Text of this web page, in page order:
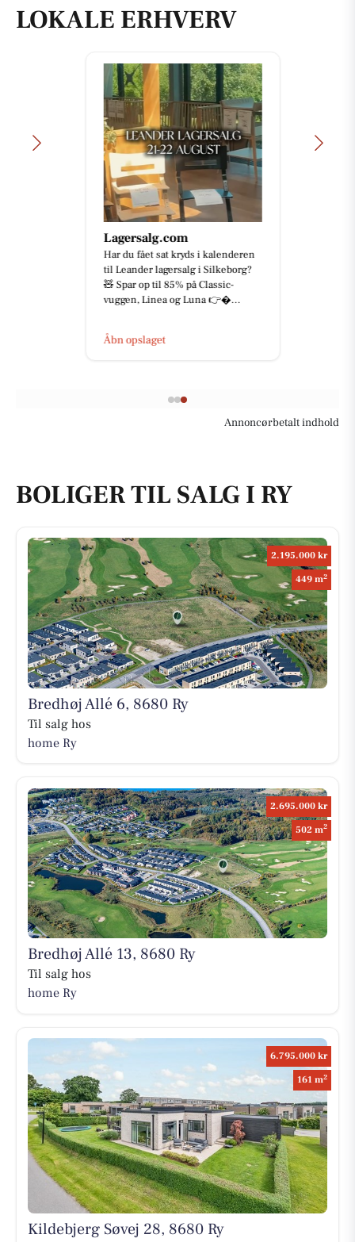
LOKALE ERHVERV
Lagersalg.com
Har du fået sat kryds i kalenderen
til Leander lagersalg i Silkeborg?
🧸 Spar op til 85% på Classic-
vuggen, Linea og Luna 👉...
Åbn opslaget
Annoncørbetalt indhold
BOLIGER TIL SALG I RY
2.195.000 kr
449 m2
Bredhøj Allé 6, 8680 Ry
Til salg hos
home Ry
2.695.000 kr
502 m2
Bredhøj Allé 13, 8680 Ry
Til salg hos
home Ry
6.795.000 kr
161 m2
Kildebjerg Søvej 28, 8680 Ry